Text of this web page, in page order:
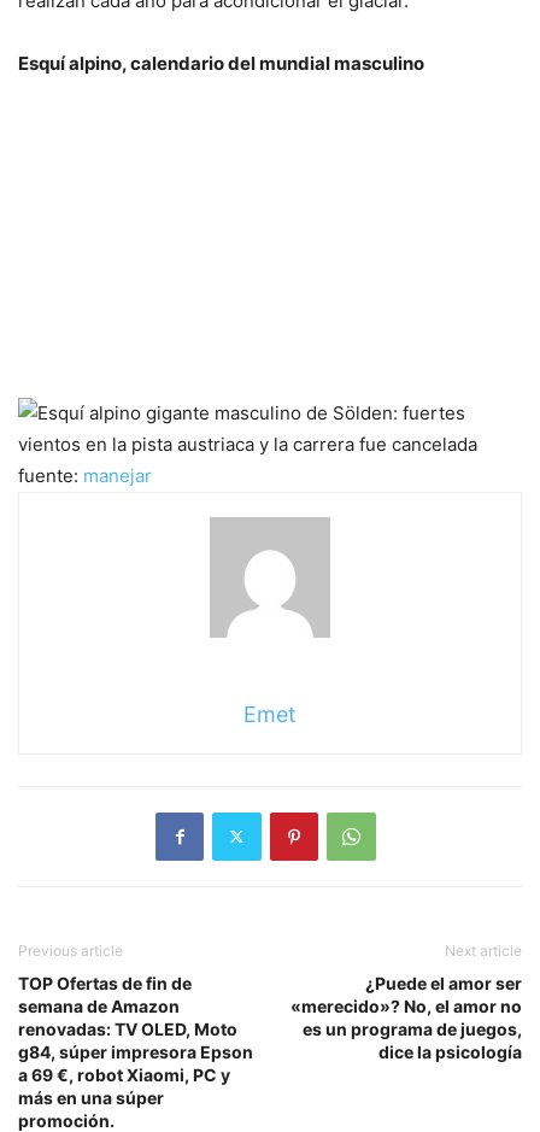
Esquí alpino, calendario del mundial masculino
fuente: manejar
Emet
Previous article
TOP Ofertas de fin de
semana de Amazon
renovadas: TV OLED, Moto
g84, súper impresora Epson
a 69 €, robot Xiaomi, PC y
más en una súper
promoción.
Next article
¿Puede el amor ser
«merecido»? No, el amor no
es un programa de juegos,
dice la psicología